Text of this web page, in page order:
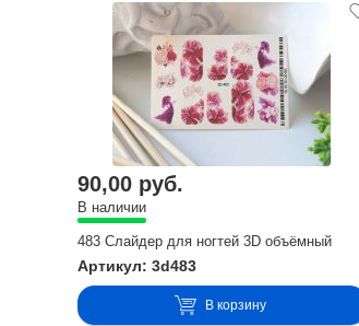
90,00 руб.
В наличии
483 Слайдер для ногтей 3D объёмный
Артикул: 3d483
В корзину